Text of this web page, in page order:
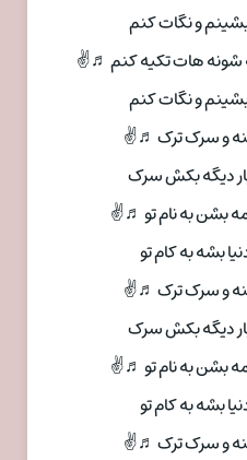
و نگات کنم
شونه هات تکیه کنم ♬✌
و نگات کنم
و سرک ترک ♬✌
دیگه بکش سرک
بشن به نام تو ♬✌
بشه به کام تو
و سرک ترک ♬✌
دیگه بکش سرک
بشن به نام تو ♬✌
بشه به کام تو
و سرک ترک ♬✌